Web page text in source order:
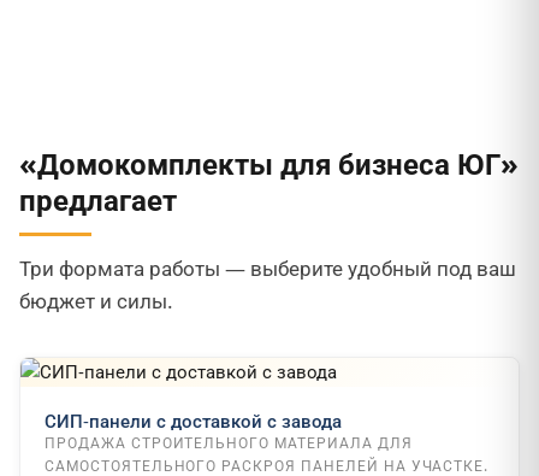
«Домокомплекты для бизнеса ЮГ»
предлагает
Три формата работы — выберите удобный под ваш
бюджет и силы.
СИП-панели с доставкой с завода
ПРОДАЖА СТРОИТЕЛЬНОГО МАТЕРИАЛА ДЛЯ
САМОСТОЯТЕЛЬНОГО РАСКРОЯ ПАНЕЛЕЙ НА УЧАСТКЕ.